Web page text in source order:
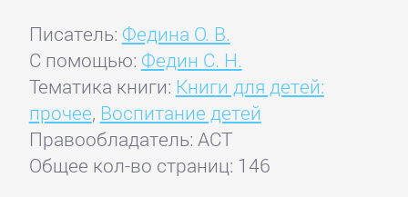
Писатель: Федина О. В.
С помощью: Федин С. Н.
Тематика книги: Книги для детей:
прочее, Воспитание детей
Правообладатель: АСТ
Общее кол-во страниц: 146